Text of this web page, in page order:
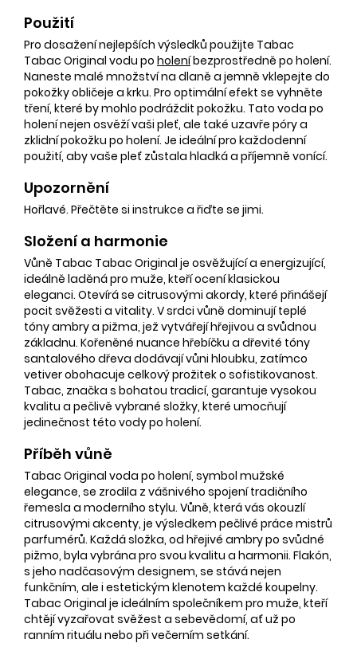
Použití
Pro dosažení nejlepších výsledků použijte Tabac
Tabac Original vodu po holeníbezprostředně po holení.
Naneste malé množství na dlaně a jemně vklepejte do
pokožky obličeje a krku. Pro optimální efekt se vyhněte
tření, které by mohlo podráždit pokožku. Tato voda po
holení nejen osvěží vaši pleť, ale také uzavře póry a
zklidní pokožku po holení. Je ideální pro každodenní
použití, aby vaše pleť zůstala hladká a příjemně vonící.
Upozornění
Hořlavé. Přečtěte si instrukce a řiďte se jimi.
Složení a harmonie
Vůně Tabac Tabac Original je osvěžující a energizující,
ideálně laděná pro muže, kteří ocení klasickou
eleganci. Otevírá se citrusovými akordy, které přinášejí
pocit svěžesti a vitality. V srdci vůně dominují teplé
tóny ambry a pižma, jež vytvářejí hřejivou a svůdnou
základnu. Kořeněné nuance hřebíčku a dřevité tóny
santalového dřeva dodávají vůni hloubku, zatímco
vetiver obohacuje celkový prožitek o sofistikovanost.
Tabac, značka s bohatou tradicí, garantuje vysokou
kvalitu a pečlivě vybrané složky, které umocňují
jedinečnost této vody po holení.
Příběh vůně
Tabac Original voda po holení, symbol mužské
elegance, se zrodila z vášnivého spojení tradičního
řemesla a moderního stylu. Vůně, která vás okouzlí
citrusovými akcenty, je výsledkem pečlivé práce mistrů
parfumérů. Každá složka, od hřejivé ambry po svůdné
pižmo, byla vybrána pro svou kvalitu a harmonii. Flakón,
s jeho nadčasovým designem, se stává nejen
funkčním, ale i estetickým klenotem každé koupelny.
Tabac Original je ideálním společníkem pro muže, kteří
chtějí vyzařovat svěžest a sebevědomí, ať už po
ranním rituálu nebo při večerním setkání.